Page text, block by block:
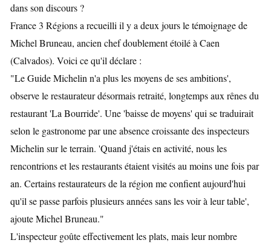
dans son discours ?
France 3 Régions a recueilli il y a deux jours le témoignage de
Michel Bruneau, ancien chef doublement étoilé à Caen
(Calvados). Voici ce qu'il déclare :
"Le Guide Michelin n'a plus les moyens de ses ambitions',
observe le restaurateur désormais retraité, longtemps aux rênes du
restaurant 'La Bourride'. Une 'baisse de moyens' qui se traduirait
selon le gastronome par une absence croissante des inspecteurs
Michelin sur le terrain. 'Quand j'étais en activité, nous les
rencontrions et les restaurants étaient visités au moins une fois par
an. Certains restaurateurs de la région me confient aujourd'hui
qu'il se passe parfois plusieurs années sans les voir à leur table',
ajoute Michel Bruneau."
L'inspecteur goûte effectivement les plats, mais leur nombre